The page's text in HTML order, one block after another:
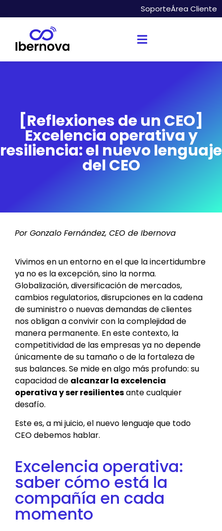
SoporteÁrea Cliente
[Reflexiones de un CEO]
Excelencia operativa y
resiliencia: el nuevo lenguaje
del CEO
Por Gonzalo Fernández, CEO de Ibernova
Vivimos en un entorno en el que la incertidumbre
ya no es la excepción, sino la norma.
Globalización, diversificación de mercados,
cambios regulatorios, disrupciones en la cadena
de suministro o nuevas demandas de clientes
nos obligan a convivir con la complejidad de
manera permanente. En este contexto, la
competitividad de las empresas ya no depende
únicamente de su tamaño o de la fortaleza de
sus balances. Se mide en algo más profundo: su
capacidad de alcanzar la excelencia
operativa y ser resilientesante cualquier
desafío.
Este es, a mi juicio, el nuevo lenguaje que todo
CEO debemos hablar.
Excelencia operativa:
saber cómo está la
compañía en cada
momento